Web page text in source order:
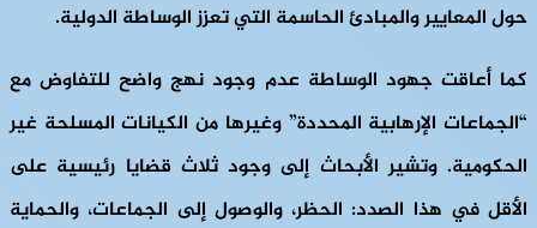
حول المعايير والمبادئ الحاسمة التي تعزز الوساطة الدولية.
كما أعاقت جهود الوساطة عدم وجود نهج واضح للتفاوض مع
“الجماعات الإرهابية المحددة” وغيرها من الكيانات المسلحة غير
الحكومية. وتشير الأبحاث إلى وجود ثلاث قضايا رئيسية على
الأقل في هذا الصدد: الحظر، والوصول إلى الجماعات، والحماية